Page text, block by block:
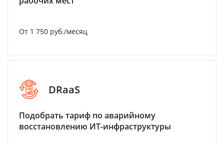
От 1 750 руб./месяц
DRaaS
Подобрать тариф по аварийному
восстановлению ИТ-инфраструктуры